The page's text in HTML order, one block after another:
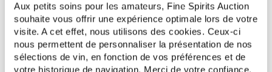
Aux petits soins pour les amateurs, Fine Spirits Auction
souhaite vous offrir une expérience optimale lors de votre
visite. A cet effet, nous utilisons des cookies. Ceux-ci
nous permettent de personnaliser la présentation de nos
sélections de vin, en fonction de vos préférences et de
votre historique de navigation. Merci de votre confiance.
03/10/2025
166€
18/07/2025
178€
VOUS POSSÉDEZ
UN SPIRITUEUX IDENTIQUE ?